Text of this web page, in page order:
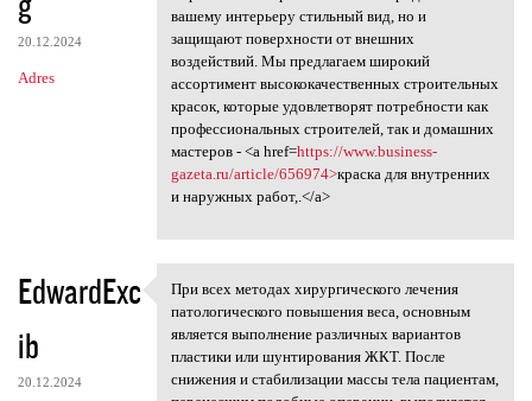
20.12.2024
Adres
вашему интерьеру стильный вид, но и
защищают поверхности от внешних
воздействий. Мы предлагаем широкий
ассортимент высококачественных строительных
красок, которые удовлетворят потребности как
профессиональных строителей, так и домашних
мастеров - <a href=https://www.business-
gazeta.ru/article/656974>краска для внутренних
и наружных работ,.</a>
EdwardExc
ib
20.12.2024
При всех методах
При всех методах хирургического лечения
патологического повышения веса, основным
является выполнение различных вариантов
пластики или шунтирования ЖКТ. После
снижения и стабилизации массы тела пациентам,